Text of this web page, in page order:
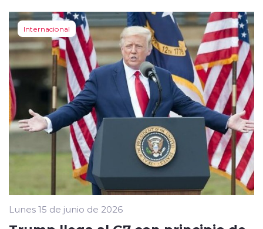
Internacional
Lunes 15 de junio de 2026